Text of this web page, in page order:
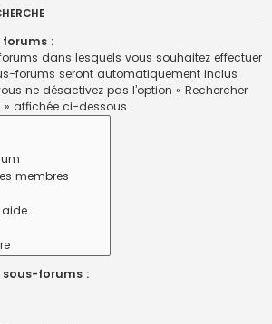
forums :
dans lesquels vous souhaitez effectuer
forums seront automatiquement inclus
ne désactivez pas l’option « Rechercher
affichée ci-dessous.
sous-forums :